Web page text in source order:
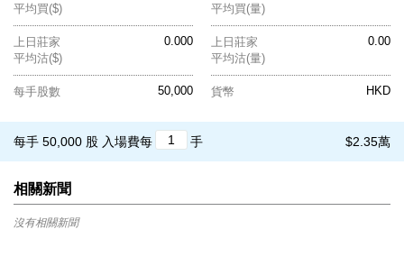
平均買($)
平均買(量)
0.000
上日莊家
平均沽($)
0.00
上日莊家
平均沽(量)
50,000
每手股數 HKD
貨幣
$2.35萬
每手 50,000 股 入場費每 手
相關新聞
沒有相關新聞